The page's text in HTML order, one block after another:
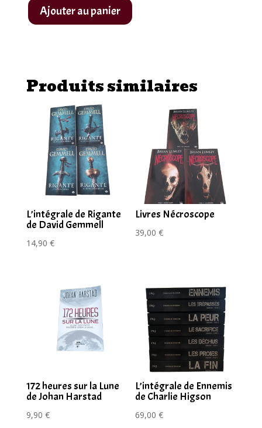
quantité
Brussolo
Ajouter au panier
Produits similaires
L’intégrale de Rigante
de David Gemmell
14,90 €
Livres Nécroscope
39,00€
172 heures sur la Lune
de Johan Harstad
9,90 €
L’intégrale de Ennemis
de Charlie Higson
69,00€